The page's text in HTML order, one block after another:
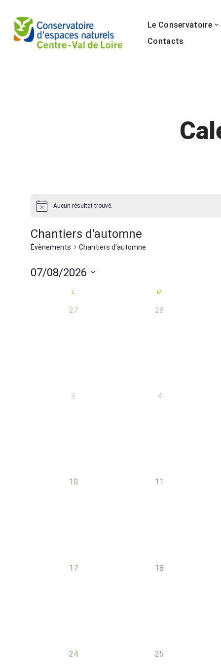
Aller
au
Le Conservatoire
Contacts
Aucun résultat trouvé.
Chantiers d'automne
Évènements Chantiers d'automne
07/08/2026
Calendrier
L M
0
27
0
28
0
3
0
4
0
10
0
11
0
17
0
18
0
24
0
25